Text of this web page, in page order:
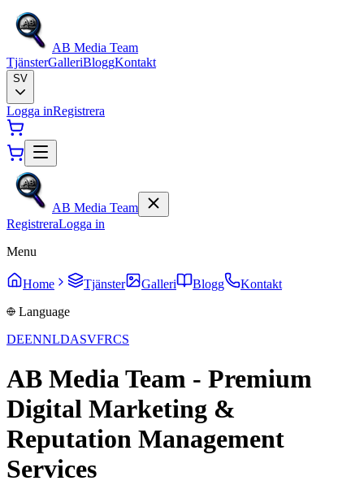
AB Media Team
TjänsterGalleriBloggKontakt
SV
Logga inRegistrera
AB Media Team
RegistreraLogga in
Menu
Home Tjänster Galleri Blogg
Kontakt
Language
DEENNLDASVFRCS
AB Media Team - Premium
Digital Marketing &
Reputation Management
Services